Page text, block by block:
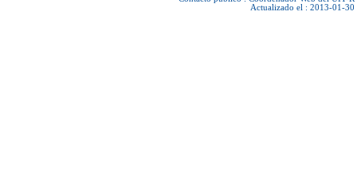
Actualizado el : 2013-01-30